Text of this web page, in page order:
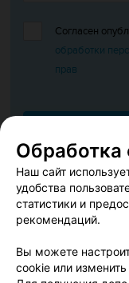
Согласен
обработки
прав
Нажимая кнопку
Пользовательского
Купить билеты на
июня 2026 в
Обработка
Наш сайт
удобства
статистики и
рекомендаций.
Вы можете
cookie или